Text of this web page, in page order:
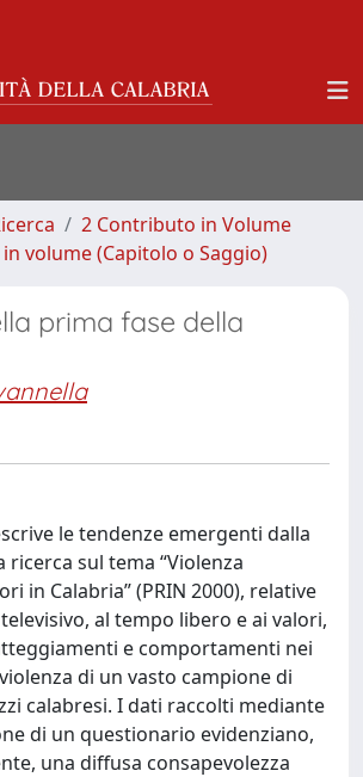
2 Contributo in Volume
volume (Capitolo o Saggio)
prima fase della
le tendenze emergenti dalla
ricerca sul tema “Violenza
in Calabria” (PRIN 2000), relative
al tempo libero e ai valori,
e comportamenti nei
di un vasto campione di
calabresi. I dati raccolti mediante
di un questionario evidenziano,
una diffusa consapevolezza